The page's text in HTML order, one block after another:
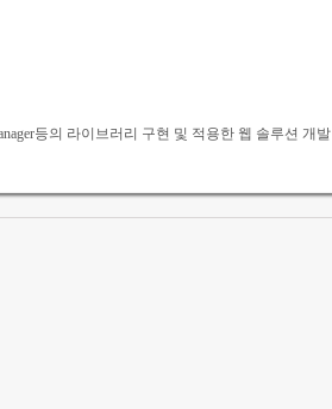
등의 라이브러리 구현 및 적용한 웹 솔루션 개발